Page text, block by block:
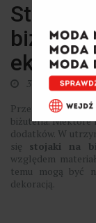
Stojaki i
3 października
Przepięknym
biżuteria. Niektóre
dodatków. W
się stojaki na
względem
temu mogą być
dekoracją.